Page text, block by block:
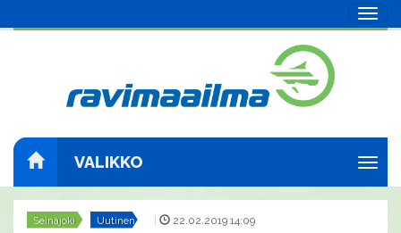
VALIKKO
Seinäjoki Uutinen 22.02.2019 14:09